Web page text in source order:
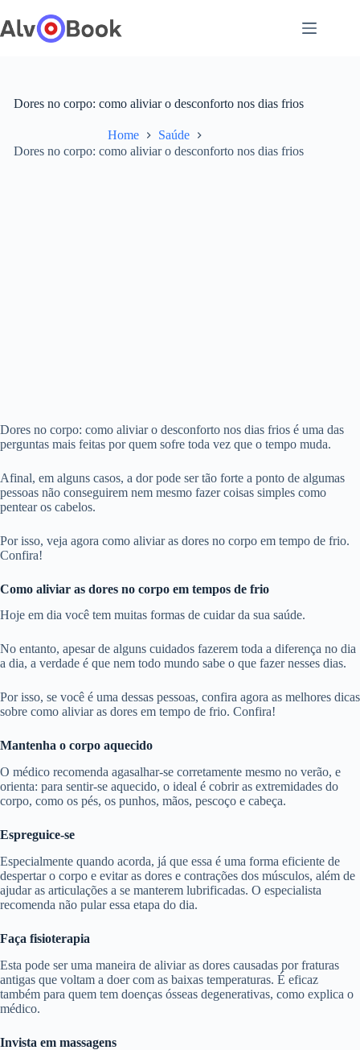
para
o
Dores no corpo: como aliviar o desconforto nos dias frios
Home
Saúde
Dores no corpo: como aliviar o desconforto nos dias frios
Dores no corpo: como aliviar o desconforto nos dias frios é uma das
perguntas mais feitas por quem sofre toda vez que o tempo muda.
Afinal, em alguns casos, a dor pode ser tão forte a ponto de algumas
pessoas não conseguirem nem mesmo fazer coisas simples como
pentear os cabelos.
Por isso, veja agora como aliviar as dores no corpo em tempo de frio.
Confira!
Como aliviar as dores no corpo em tempos de frio
Hoje em dia você tem muitas formas de cuidar da sua saúde.
No entanto, apesar de alguns cuidados fazerem toda a diferença no dia
a dia, a verdade é que nem todo mundo sabe o que fazer nesses dias.
Por isso, se você é uma dessas pessoas, confira agora as melhores dicas
sobre como aliviar as dores em tempo de frio. Confira!
Mantenha o corpo aquecido
O médico recomenda agasalhar-se corretamente mesmo no verão, e
orienta: para sentir-se aquecido, o ideal é cobrir as extremidades do
corpo, como os pés, os punhos, mãos, pescoço e cabeça.
Espreguice-se
Especialmente quando acorda, já que essa é uma forma eficiente de
despertar o corpo e evitar as dores e contrações dos músculos, além de
ajudar as articulações a se manterem lubrificadas. O especialista
recomenda não pular essa etapa do dia.
Faça fisioterapia
Esta pode ser uma maneira de aliviar as dores causadas por fraturas
antigas que voltam a doer com as baixas temperaturas. É eficaz
também para quem tem doenças ósseas degenerativas, como explica o
médico.
Invista em massagens